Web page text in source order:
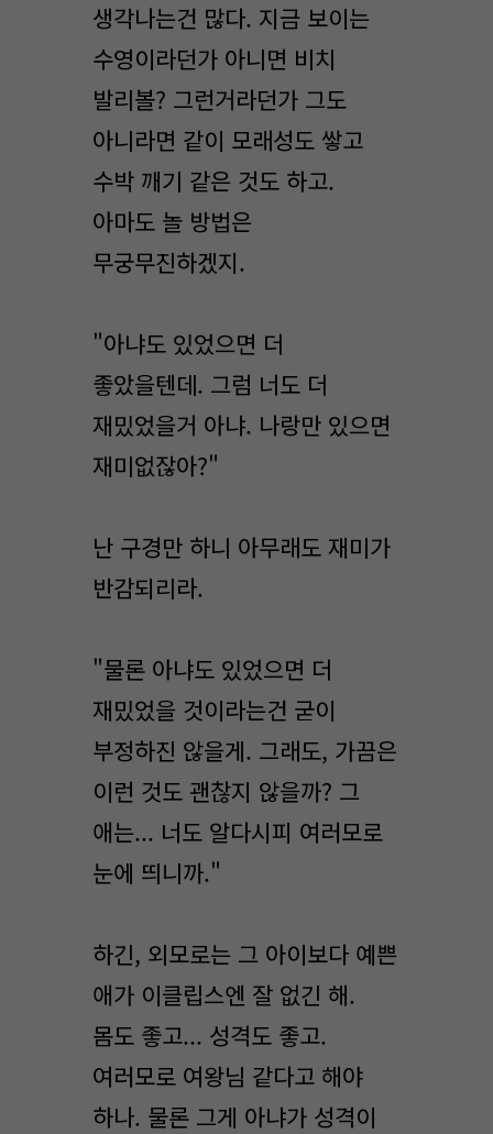
생각나는건 많다. 지금 보이는
수영이라던가 아니면 비치
발리볼? 그런거라던가 그도
아니라면 같이 모래성도 쌓고
수박 깨기 같은 것도 하고.
아마도 놀 방법은
무궁무진하겠지.
"아냐도 있었으면 더
좋았을텐데. 그럼 너도 더
재밌었을거 아냐. 나랑만 있으면
재미없잖아?"
난 구경만 하니 아무래도 재미가
반감되리라.
"물론 아냐도 있었으면 더
재밌었을 것이라는건 굳이
부정하진 않을게. 그래도, 가끔은
이런 것도 괜찮지 않을까? 그
애는... 너도 알다시피 여러모로
눈에 띄니까."
하긴, 외모로는 그 아이보다 예쁜
애가 이클립스엔 잘 없긴 해.
몸도 좋고... 성격도 좋고.
여러모로 여왕님 같다고 해야
하나. 물론 그게 아냐가 성격이